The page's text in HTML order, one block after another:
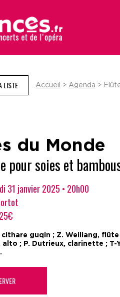
LISTE Accueil > Agenda >
du Monde
pour soies et
31 janvier 2025 • 20h00
cithare guqin ; Z. Weiliang,
alto ; P. Dutrieux, clarinette ; T-